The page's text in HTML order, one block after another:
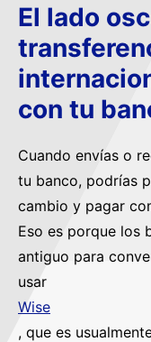
El lado
con tu
Cuando envías o
tu banco, podrías
cambio y pagar
Eso es porque los
antiguo para
usar
Wise
, que es